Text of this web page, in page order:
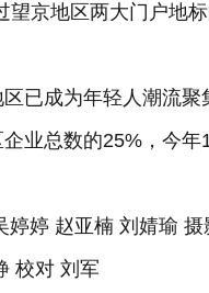
望京地区两大门户地
已成为年轻人潮流
业总数的25%，今年
婷婷 赵亚楠 刘婧瑜
校对 刘军